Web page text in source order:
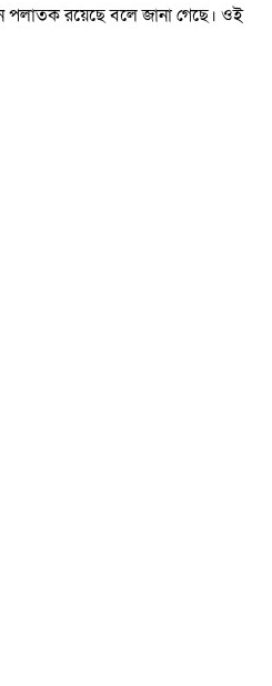
পলাতক রয়েছে বলে জানা গেছে। ওই